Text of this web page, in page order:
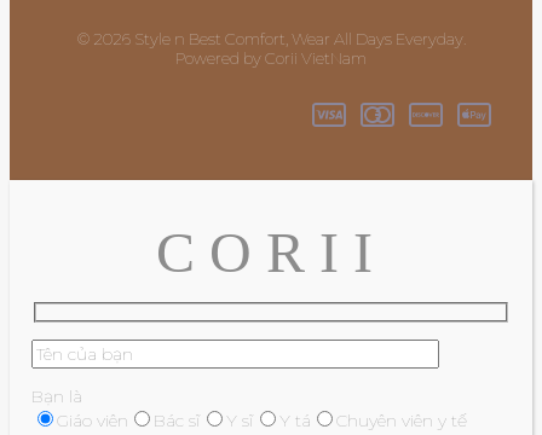
© 2026 Style n Best Comfort, Wear All Days Everyday.
Powered by Corii VietNam
C O R I I
Bạn là
Giáo viên
Bác sĩ Y sĩ Y tá
Chuyên viên y tế